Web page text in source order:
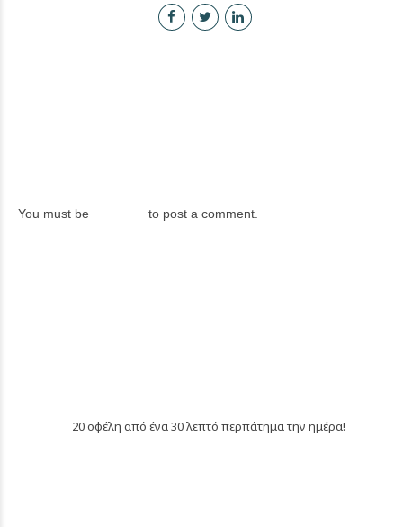
You must be to post a comment.
20 οφέλη από ένα 30 λεπτό περπάτημα την ημέρα!